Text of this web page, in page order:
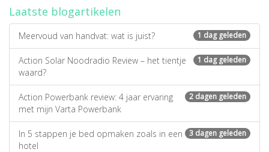
Laatste blogartikelen
1 dag geleden
Meervoud van handvat: wat is juist?
1 dag geleden
Action Solar Noodradio Review – het tientje
waard?
2 dagen geleden
Action Powerbank review: 4 jaar ervaring
met mijn Varta Powerbank
3 dagen geleden
In 5 stappen je bed opmaken zoals in een
hotel